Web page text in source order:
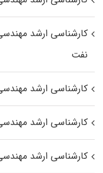
کارشناسی ارشد
نفت
کارشناسی ارشد
کارشناسی ارشد
کارشناسی ارشد